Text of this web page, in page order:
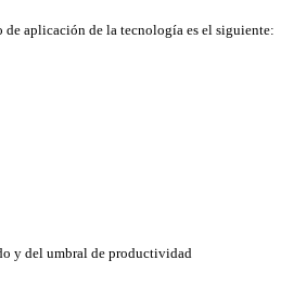
aplicación de la tecnología es el siguiente:
y del umbral de productividad